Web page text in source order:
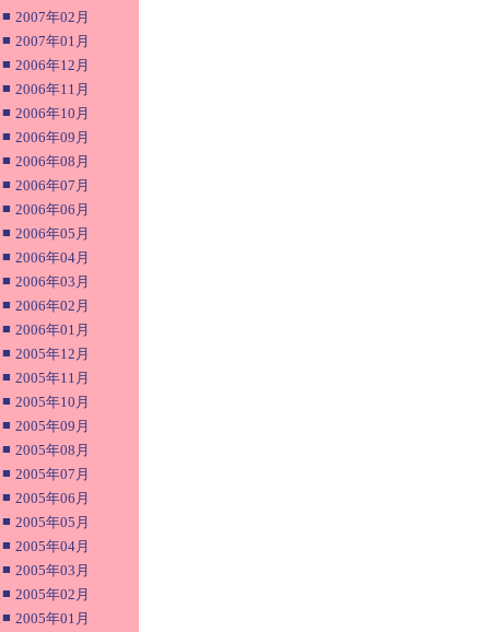
■ 2007年02月
■ 2007年01月
■ 2006年12月
■ 2006年11月
■ 2006年10月
■ 2006年09月
■ 2006年08月
■ 2006年07月
■ 2006年06月
■ 2006年05月
■ 2006年04月
■ 2006年03月
■ 2006年02月
■ 2006年01月
■ 2005年12月
■ 2005年11月
■ 2005年10月
■ 2005年09月
■ 2005年08月
■ 2005年07月
■ 2005年06月
■ 2005年05月
■ 2005年04月
■ 2005年03月
■ 2005年02月
■ 2005年01月